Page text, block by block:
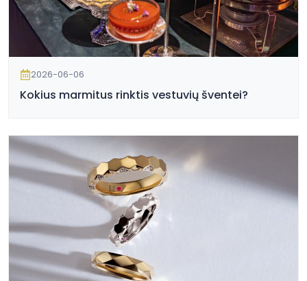
2026-06-06
Kokius marmitus rinktis vestuvių šventei?